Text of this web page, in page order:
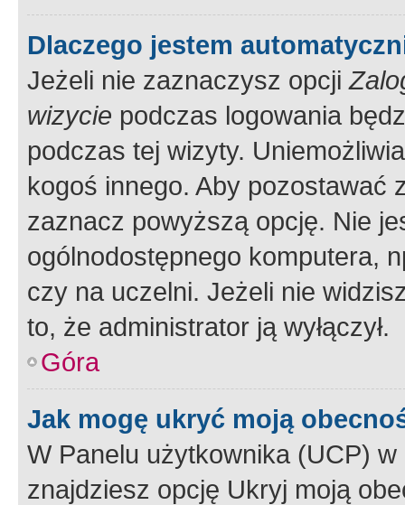
Dlaczego jestem
Jeżeli nie zaznaczysz opcji
wizycie podczas logowania
podczas tej wizyty.
kogoś innego. Aby pozostawać
zaznacz powyższą opcję. Nie
ogólnodostępnego komputera,
czy na uczelni. Jeżeli nie
to, że administrator ją wyłączył.
Góra
Jak mogę ukryć moją
W Panelu użytkownika (UCP) w
znajdziesz opcję Ukryj moją